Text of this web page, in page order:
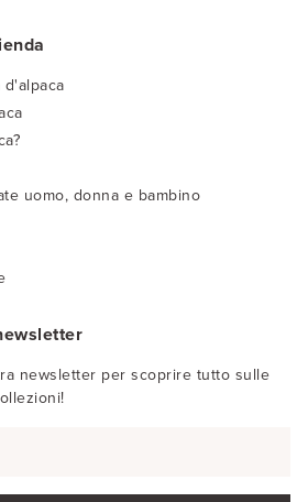
uomo, donna e bambino
newsletter per scoprire tutto sulle